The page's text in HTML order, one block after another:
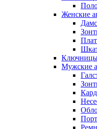
Женские
Мужские